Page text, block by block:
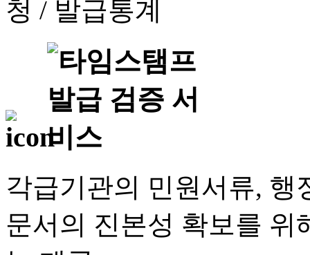
각급기관의 민원서류, 행
문서의 진본성 확보를 위